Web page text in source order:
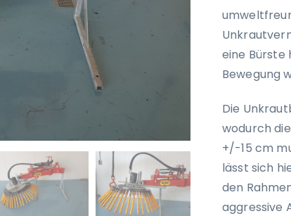
eine Bürste
Bewegung
Die
wodurch
+/-15 cm
lässt sich
den
aggressive